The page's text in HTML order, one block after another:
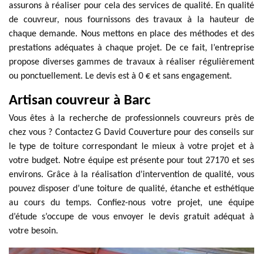
assurons à réaliser pour cela des services de qualité. En qualité
de couvreur, nous fournissons des travaux à la hauteur de
chaque demande. Nous mettons en place des méthodes et des
prestations adéquates à chaque projet. De ce fait, l’entreprise
propose diverses gammes de travaux à réaliser régulièrement
ou ponctuellement. Le devis est à 0 € et sans engagement.
Artisan couvreur à Barc
Vous êtes à la recherche de professionnels couvreurs près de
chez vous ? Contactez G David Couverture pour des conseils sur
le type de toiture correspondant le mieux à votre projet et à
votre budget. Notre équipe est présente pour tout 27170 et ses
environs. Grâce à la réalisation d’intervention de qualité, vous
pouvez disposer d’une toiture de qualité, étanche et esthétique
au cours du temps. Confiez-nous votre projet, une équipe
d’étude s’occupe de vous envoyer le devis gratuit adéquat à
votre besoin.